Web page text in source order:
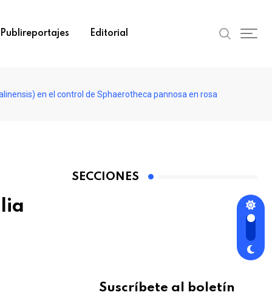
Publireportajes Editorial
en el control de Sphaerotheca pannosa en rosa
SECCIONES
Suscríbete al boletín